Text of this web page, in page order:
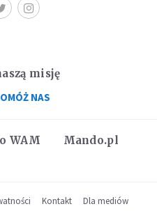
WAM
Mando.pl
misję
NAS
Kontakt Dla mediów